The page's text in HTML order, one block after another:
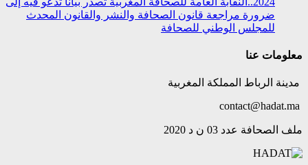
ضرورة مراجعة قانون الصحافة والنشر والقانون المحدث
للمجلس الوطني للصحافة
معلومات عنا
مدينة الرباط المملكة المغربية
ملف الصحافة عدد 03 ن د 2020